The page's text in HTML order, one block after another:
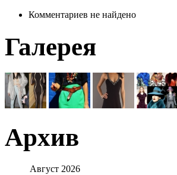
Комментариев не найдено
Галерея
Архив
Август 2026